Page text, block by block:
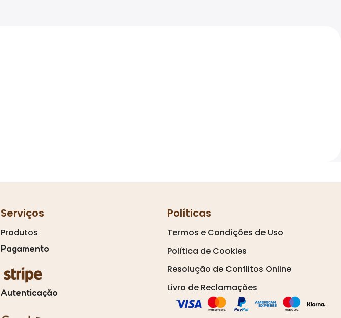
Serviços
Produtos
Pagamento
Autenticação
Políticas
Termos e Condições de Uso
Política de Cookies
Resolução de Conflitos Online
Livro de Reclamações